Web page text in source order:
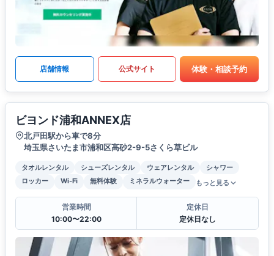
店舗情報 公式サイト 体験・相談予約
ビヨンド浦和ANNEX店
北戸田駅から車で8分
埼玉県さいたま市浦和区高砂2-9-5さくら草ビル
タオルレンタル シューズレンタル ウェアレンタル
シャワー
ロッカー
Wi-Fi 無料体験 ミネラルウォーター もっと見る
営業時間
10:00〜22:00
定休日
定休日なし